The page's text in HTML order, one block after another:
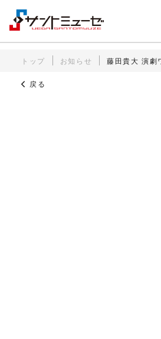
トップ お知らせ 藤田貴大 演劇
戻る